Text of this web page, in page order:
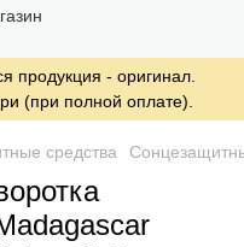
продукция - оригинал.
(при полной оплате).
средства